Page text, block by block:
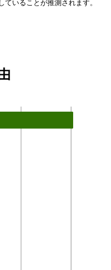
いることが推測されます。